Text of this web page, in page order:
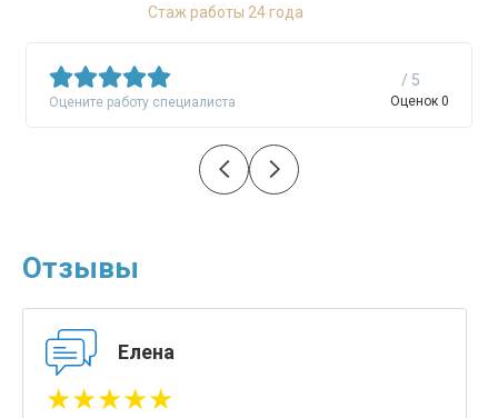
Стаж работы 24 года
Оцените работу специалиста
/ 5
Оценок 0
Отзывы
Елена
★★★★★